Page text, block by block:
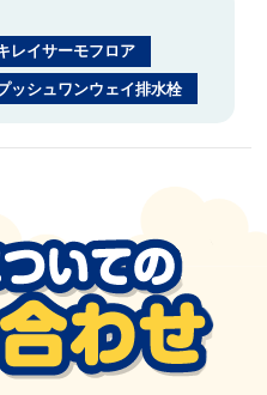
レイサーモフロア
ッシュワンウェイ排水栓